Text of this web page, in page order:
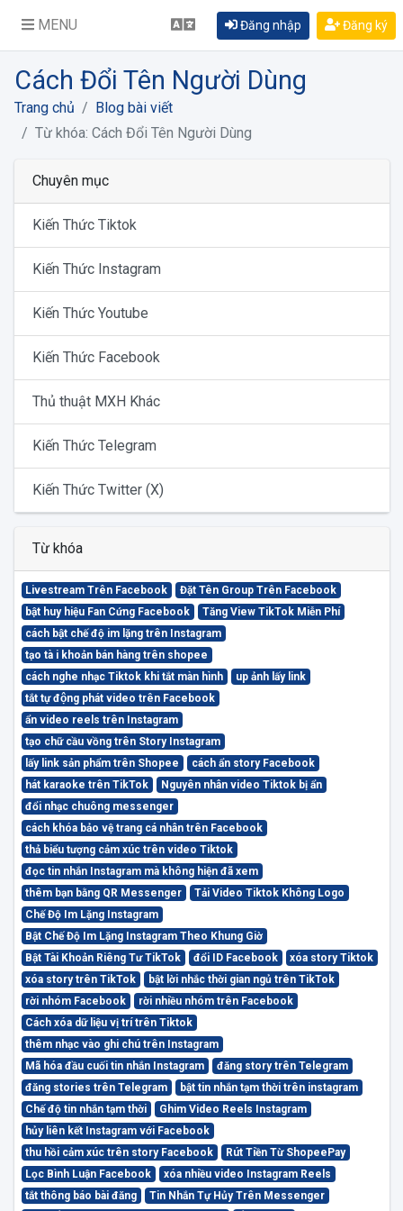
MENU Đăng nhập Đăng ký
Cách Đổi Tên Người Dùng
Trang chủ
Blog bài viết
Từ khóa: Cách Đổi Tên Người Dùng
Chuyên mục
Kiến Thức Tiktok
Kiến Thức Instagram
Kiến Thức Youtube
Kiến Thức Facebook
Thủ thuật MXH Khác
Kiến Thức Telegram
Kiến Thức Twitter (X)
Từ khóa
Livestream Trên Facebook
Đặt Tên Group Trên Facebook
bật huy hiệu Fan Cứng Facebook
Tăng View TikTok Miễn Phí
cách bật chế độ im lặng trên Instagram
tạo tà i khoản bán hàng trên shopee
cách nghe nhạc Tiktok khi tắt màn hình
up ảnh lấy link
tắt tự động phát video trên Facebook
ẩn video reels trên Instagram
tạo chữ cầu vồng trên Story Instagram
lấy link sản phẩm trên Shopee
cách ẩn story Facebook
hát karaoke trên TikTok
Nguyên nhân video Tiktok bị ẩn
đổi nhạc chuông messenger
cách khóa bảo vệ trang cá nhân trên Facebook
thả biểu tượng cảm xúc trên video Tiktok
đọc tin nhắn Instagram mà không hiện đã xem
thêm bạn bằng QR Messenger
Tải Video Tiktok Không Logo
Chế Độ Im Lặng Instagram
Bật Chế Độ Im Lặng Instagram Theo Khung Giờ
Bật Tài Khoản Riêng Tư TikTok
đổi ID Facebook
xóa story Tiktok
xóa story trên TikTok
bật lời nhắc thời gian ngủ trên TikTok
rời nhóm Facebook
rời nhiều nhóm trên Facebook
Cách xóa dữ liệu vị trí trên Tiktok
thêm nhạc vào ghi chú trên Instagram
Mã hóa đầu cuối tin nhắn Instagram
đăng story trên Telegram
đăng stories trên Telegram
bật tin nhắn tạm thời trên instagram
Chế độ tin nhắn tạm thời
Ghim Video Reels Instagram
hủy liên kết Instagram với Facebook
thu hồi cảm xúc trên story Facebook
Rút Tiền Từ ShopeePay
Lọc Bình Luận Facebook
xóa nhiều video Instagram Reels
tắt thông báo bài đăng
Tin Nhắn Tự Hủy Trên Messenger